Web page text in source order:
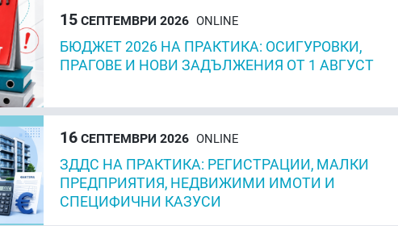
15СЕПТЕМВРИ 2026 ONLINE
БЮДЖЕТ 2026 НА ПРАКТИКА: ОСИГУРОВКИ,
ПРАГОВЕ И НОВИ ЗАДЪЛЖЕНИЯ ОТ 1 АВГУСТ
16СЕПТЕМВРИ 2026 ONLINE
ЗДДС НА ПРАКТИКА: РЕГИСТРАЦИИ, МАЛКИ
ПРЕДПРИЯТИЯ, НЕДВИЖИМИ ИМОТИ И
СПЕЦИФИЧНИ КАЗУСИ